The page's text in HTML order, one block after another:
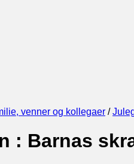
venner og kollegaer /
: Barnas